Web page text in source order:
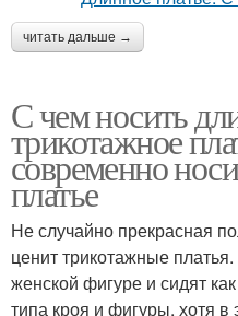
читать дальше →
С чем носить
трикотажное
современно
платье
Не случайно прекрасная
ценит трикотажные
женской фигуре и сидят
типа кроя и фигуры, хотя в